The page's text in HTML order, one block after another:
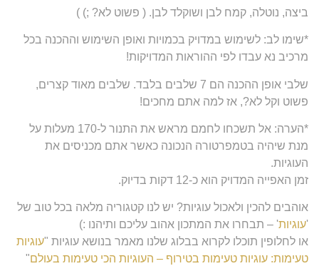
ביצה, נוטלה, קמח לבן ושוקלד לבן. ( פשוט לא? ;) )
*שימו לב: לשימוש במדויק בכמויות ואופן השימוש וההכנה בכל
מרכיב נא עבדו לפי ההוראות המדויקות!
שלבי אופן ההכנה הם 7 שלבים בלבד. שלבים מאוד קצרים,
פשוט וקל לא?, אז למה אתם מחכים!
*הערה: אל תשכחו לחמם מראש את התנור ל-170 מעלות על
מנת שיהיה בטמפרטורה הנכונה כאשר אתם מכניסים את
העוגיות.
זמן האפייה המדויק הוא כ-12 דקות בדיוק.
אוהבים להכין ולאכול עוגיות? יש לנו קטגוריה מלאה בכל טוב של
'עוגיות' – תבחרו את המתכון אהוב עליכם ותיהנו :)
או לחלופין תוכלו לקרוא בבלוג שלנו מאמר בנושא עוגיות "עוגיות
טעימות: עוגיות טעימות בטירוף – העוגיות הכי טעימות בעולם"